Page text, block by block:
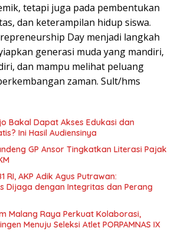
tetapi juga pada pembentukan
dan keterampilan hidup siswa.
Day menjadi langkah
generasi muda yang mandiri,
dan mampu melihat peluang
zaman. Sult/hms
Bakal Dapat Akses Edukasi dan
Ini Hasil Audiensinya
GP Ansor Tingkatkan Literasi Pajak
RI, AKP Adik Agus Putrawan:
Dijaga dengan Integritas dan Perang
Malang Raya Perkuat Kolaborasi,
Menuju Seleksi Atlet PORPAMNAS IX